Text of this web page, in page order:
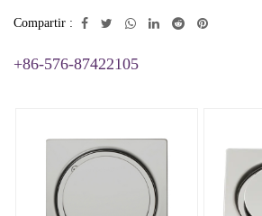
Compartir :
+86-576-87422105